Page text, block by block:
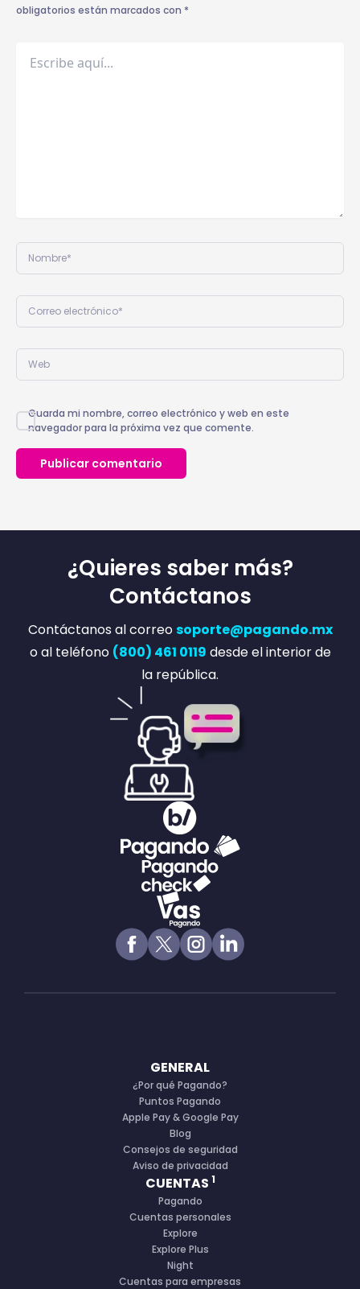
obligatorios están marcados con *
aquí...
Nombre*
Correo
electrónico*
Web
Guarda mi nombre, correo electrónico y web en este
navegador para la próxima vez que comente.
¿Quieres saber más?
Contáctanos
Contáctanos al correo soporte@pagando.mx
o al teléfono (800) 461 0119 desde el interior de
la república.
GENERAL
¿Por qué Pagando?
Puntos Pagando
Apple Pay & Google Pay
Blog
Consejos de seguridad
Aviso de privacidad
CUENTAS 1
Pagando
Cuentas personales
Explore
Explore Plus
Night
Cuentas para empresas